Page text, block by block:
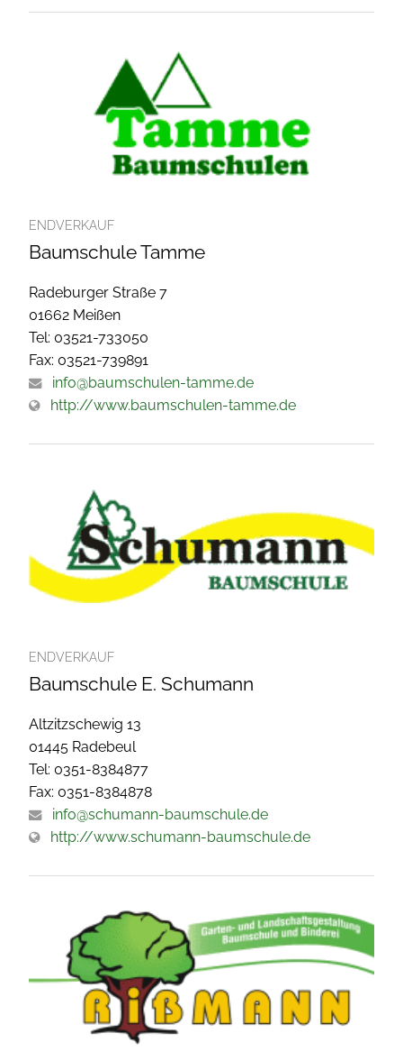
ENDVERKAUF
Baumschule Tamme
Radeburger Straße 7
01662 Meißen
Tel: 03521-733050
Fax: 03521-739891
info@baumschulen-tamme.de
http://www.baumschulen-tamme.de
ENDVERKAUF
Baumschule E. Schumann
Altzitzschewig 13
01445 Radebeul
Tel: 0351-8384877
Fax: 0351-8384878
info@schumann-baumschule.de
http://www.schumann-baumschule.de